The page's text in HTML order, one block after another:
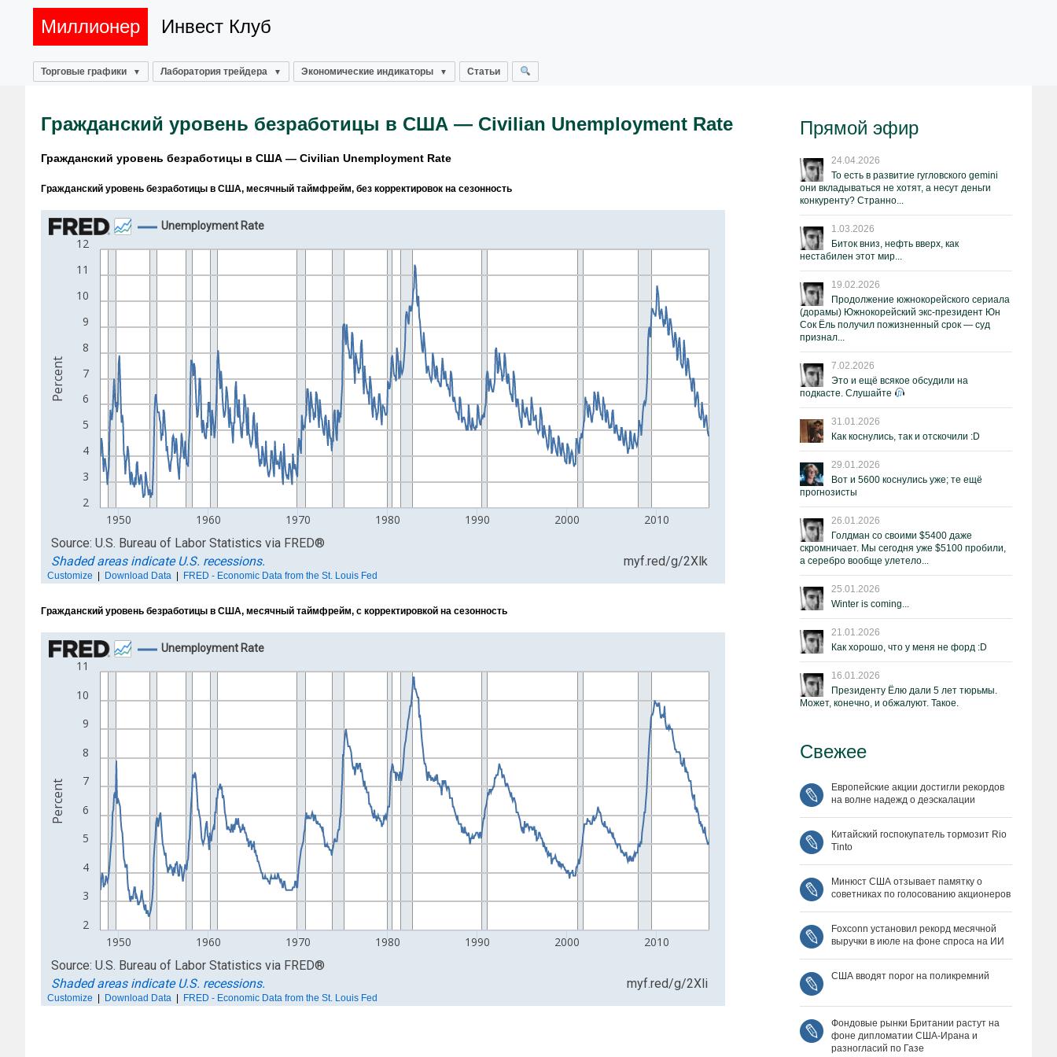
Миллионер Инвест Клуб
Торговые графики Лаборатория трейдера Экономические индикаторы Статьи
Гражданский уровень безработицы в США — Civilian Unemployment Rate
Гражданский уровень безработицы в США — Civilian Unemployment Rate
Гражданский уровень безработицы в США, месячный таймфрейм, без корректировок на сезонность
Гражданский уровень безработицы в США, месячный таймфрейм, с корректировкой на сезонность
Прямой эфир
24.04.2026
То есть в развитие гугловского gemini
они вкладываться не хотят, а несут деньги
конкуренту? Странно...
1.03.2026
Биток вниз, нефть вверх, как
нестабилен этот мир...
19.02.2026
Продолжение южнокорейского сериала
(дорамы) Южнокорейский экс-президент Юн
Сок Ёль получил пожизненный срок — суд
признал...
7.02.2026
Это и ещё всякое обсудили на
подкасте. Слушайте
31.01.2026
Как коснулись, так и отскочили :D
29.01.2026
Вот и 5600 коснулись уже; те ещё
прогнозисты
26.01.2026
Голдман со своими $5400 даже
скромничает. Мы сегодня уже $5100 пробили,
а серебро вообще улетело...
25.01.2026
Winter is coming...
21.01.2026
Как хорошо, что у меня не форд :D
16.01.2026
Президенту Ёлю дали 5 лет тюрьмы.
Может, конечно, и обжалуют. Такое.
Свежее
Европейские акции достигли рекордов
на волне надежд о деэскалации
Китайский госпокупатель тормозит Rio
Tinto
Минюст США отзывает памятку о
советниках по голосованию акционеров
Foxconn установил рекорд месячной
выручки в июле на фоне спроса на ИИ
США вводят порог на поликремний
Фондовые рынки Британии растут на
фоне дипломатии США‑Ирана и
разногласий по Газе